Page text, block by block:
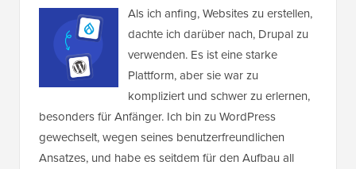
Als ich anfing, Websites zu erstellen,
dachte ich darüber nach, Drupal zu
verwenden. Es ist eine starke
Plattform, aber sie war zu
kompliziert und schwer zu erlernen,
besonders für Anfänger. Ich bin zu WordPress
gewechselt, wegen seines benutzerfreundlichen
Ansatzes, und habe es seitdem für den Aufbau all